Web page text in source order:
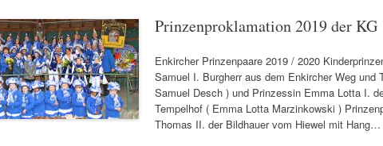
Prinzenproklamation 2019 der KG
Enkircher Prinzenpaare 2019 / 2020
Samuel I. Burgherr aus dem Enkircher Weg und
Samuel Desch ) und Prinzessin Emma Lotta I.
Tempelhof ( Emma Lotta Marzinkowski )
Thomas II. der Bildhauer vom Hiewel mit Hang…